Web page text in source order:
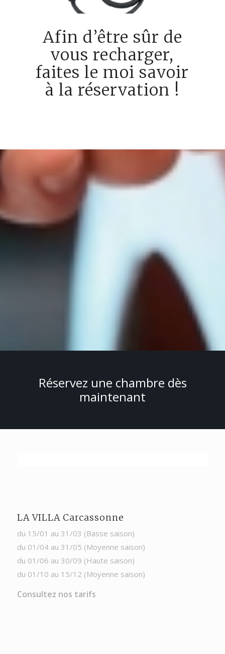
Afin d’être sûr de
vous recharger,
faites le moi savoir
à la réservation !
Réservez une chambre dès
maintenant
LA VILLA Carcassonne
du 15/01 au 31/03 (Basse saison)
du 01/04 au 31/05 (Moyenne saison)
du 01/06 au 30/09 (Haute saison)
du 01/10 au 15/12 (Moyenne saison)
Consultez nos tarifs